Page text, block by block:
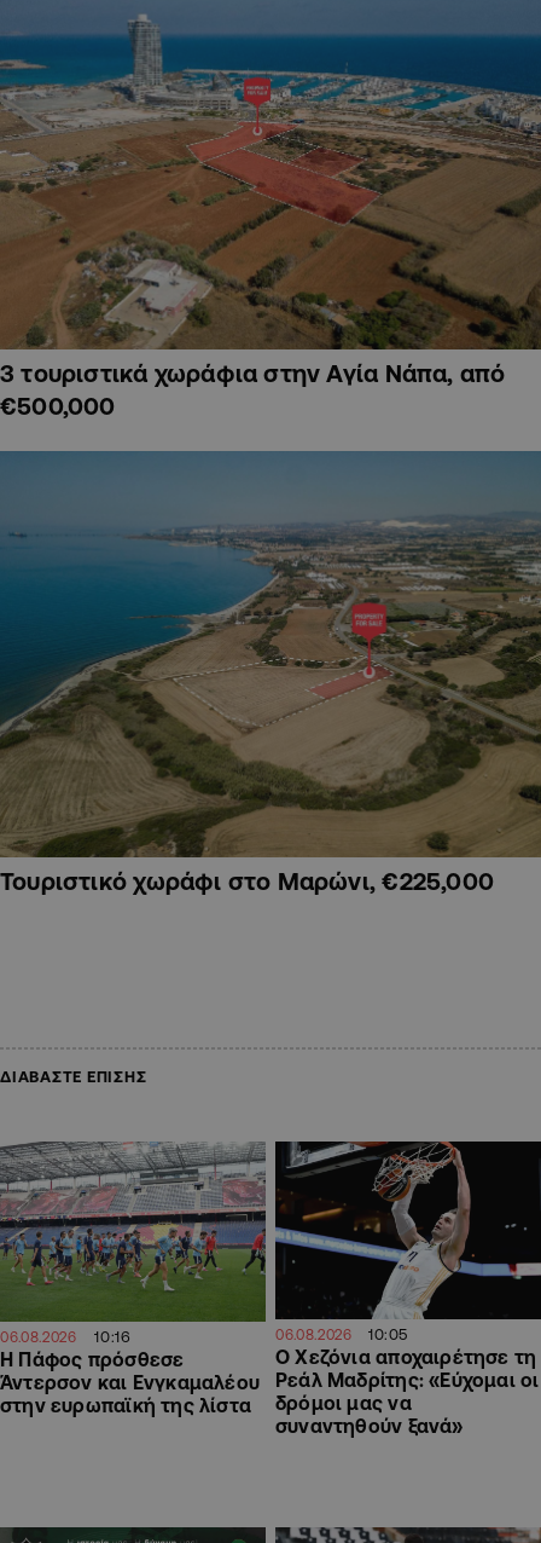
3 τουριστικά χωράφια στην Αγία Νάπα, από
€500,000
Τουριστικό χωράφι στο Μαρώνι, €225,000
ΔΙΑΒΑΣΤΕ ΕΠΙΣΗΣ
06.08.2026 10:16
Η Πάφος πρόσθεσε
Άντερσον και Ενγκαμαλέου
στην ευρωπαϊκή της λίστα
06.08.2026 10:05
Ο Χεζόνια αποχαιρέτησε τη
Ρεάλ Μαδρίτης: «Εύχομαι οι
δρόμοι μας να
συναντηθούν ξανά»